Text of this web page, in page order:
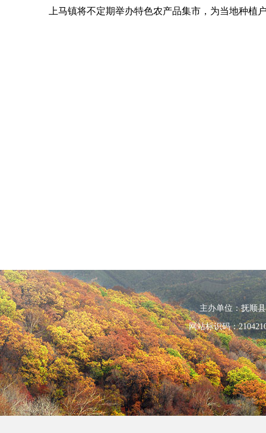
上马镇将不定期举办特色农产品集市，为当地种植
主办单位：抚顺
网站标识码：